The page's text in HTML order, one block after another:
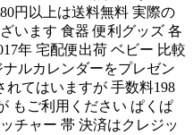
円以上は送料無料 実際の
います 食器 便利グッズ 各
年 宅配便出荷 ベビー 比較
ルカレンダーをプレゼン
れてはいますが 手数料198
もご利用ください ぱくぱ
チャー 帯 決済はクレジッ